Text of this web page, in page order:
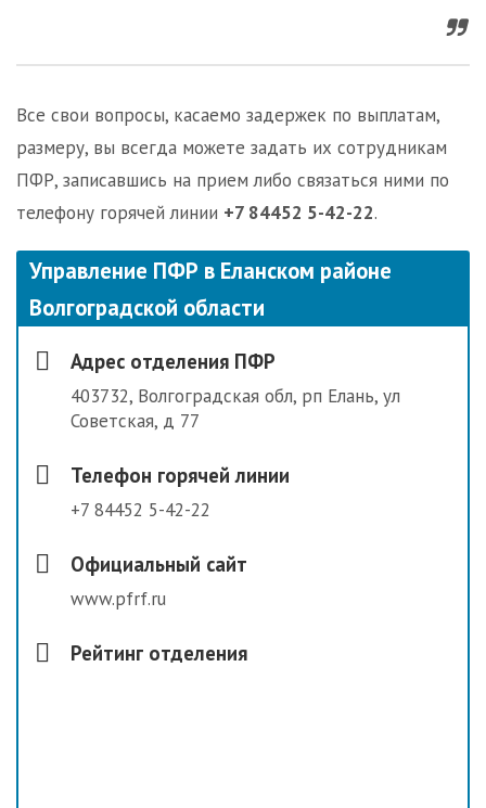
Все свои вопросы, касаемо задержек по выплатам,
размеру, вы всегда можете задать их сотрудникам
ПФР, записавшись на прием либо связаться ними по
телефону горячей линии +7 84452 5-42-22.
Управление ПФР в Еланском районе
Волгоградской области
Адрес отделения ПФР
403732, Волгоградская обл, рп Елань, ул
Советская, д 77
Телефон горячей линии
+7 84452 5-42-22
Официальный сайт
www.pfrf.ru
Рейтинг отделения